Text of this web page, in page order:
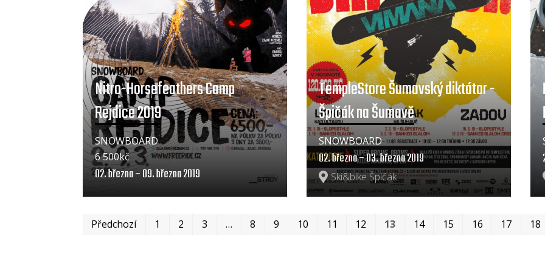
Nitro-Horsefeathers Camp
Rejdice 2019
02. března – 09. března 2019
6 500kč
SNOWBOARD
TempleStore Šumavský diktátor -
Špičák na Šumavě
Ski&bike Špičák
02. března – 03. března 2019
SNOWBOARD
Předchozí 1 2 3 … 8 9 10 11 12 13 14 15 16 17 18